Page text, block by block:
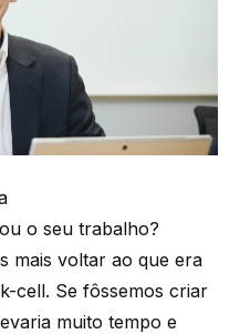
o seu trabalho?
mais voltar ao que era
cell. Se fôssemos criar
muito tempo e